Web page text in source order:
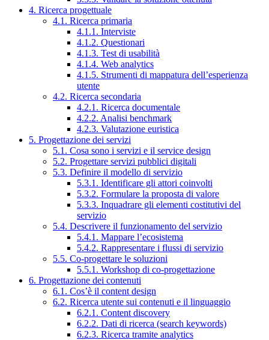
4. Ricerca progettuale
4.1. Ricerca primaria
4.1.1. Interviste
4.1.2. Questionari
4.1.3. Test di usabilità
4.1.4. Web analytics
4.1.5. Strumenti di mappatura dell’esperienza
utente
4.2. Ricerca secondaria
4.2.1. Ricerca documentale
4.2.2. Analisi benchmark
4.2.3. Valutazione euristica
5. Progettazione dei servizi
5.1. Cosa sono i servizi e il service design
5.2. Progettare servizi pubblici digitali
5.3. Definire il modello di servizio
5.3.1. Identificare gli attori coinvolti
5.3.2. Formulare la proposta di valore
5.3.3. Inquadrare gli elementi costitutivi del
servizio
5.4. Descrivere il funzionamento del servizio
5.4.1. Mappare l’ecosistema
5.4.2. Rappresentare i flussi di servizio
5.5. Co-progettare le soluzioni
5.5.1. Workshop di co-progettazione
6. Progettazione dei contenuti
6.1. Cos’è il content design
6.2. Ricerca utente sui contenuti e il linguaggio
6.2.1. Content discovery
6.2.2. Dati di ricerca (search keywords)
6.2.3. Ricerca tramite analytics